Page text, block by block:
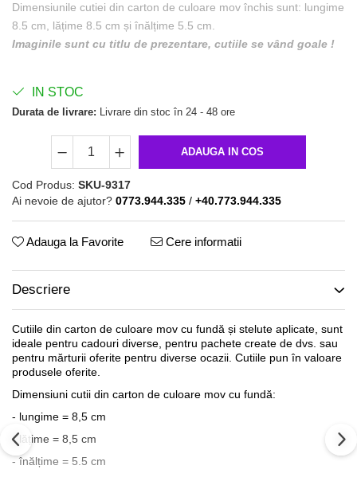
Dimensiunile cutiei din carton de culoare mov închis sunt: lungime
8.5 cm, lățime 8.5 cm și înălțime 5.5 cm.
Imaginile sunt cu titlu de prezentare, cutiile se vând goale !
IN STOC
Durata de livrare: Livrare din stoc în 24 - 48 ore
ADAUGA IN COS
Cod Produs: SKU-9317
Ai nevoie de ajutor? 0773.944.335 / +40.773.944.335
Adauga la Favorite Cere informatii
Descriere
Cutiile din carton de culoare mov cu fundă și stelute aplicate, sunt
ideale pentru cadouri diverse, pentru pachete create de dvs. sau
pentru mărturii oferite pentru diverse ocazii. Cutiile pun în valoare
produsele oferite.
Dimensiuni cutii din carton de culoare mov cu fundă:
- lungime = 8,5 cm
- lățime = 8,5 cm
- înălțime = 5.5 cm